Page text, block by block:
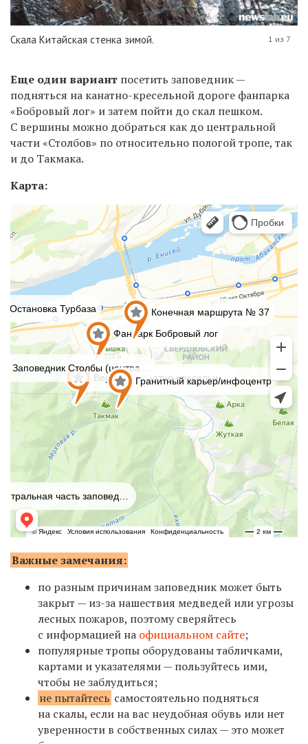
Скала Китайская стенка зимой. 1 из 7
Еще один вариант посетить заповедник —
подняться на канатно-кресельной дороге фанпарка
«Бобровый лог» и затем пойти до скал пешком.
С вершины можно добраться как до центральной
части «Столбов» по относительно пологой тропе, так
и до Такмака.
Карта:
Важные замечания:
по разным причинам заповедник может быть
закрыт — из-за нашествия медведей или угрозы
лесных пожаров, поэтому сверяйтесь
с информацией на официальном сайте;
популярные тропы оборудованы табличками,
картами и указателями — пользуйтесь ими,
чтобы не заблудиться;
не пытайтесь самостоятельно подняться
на скалы, если на вас неудобная обувь или нет
уверенности в собственных силах — это может